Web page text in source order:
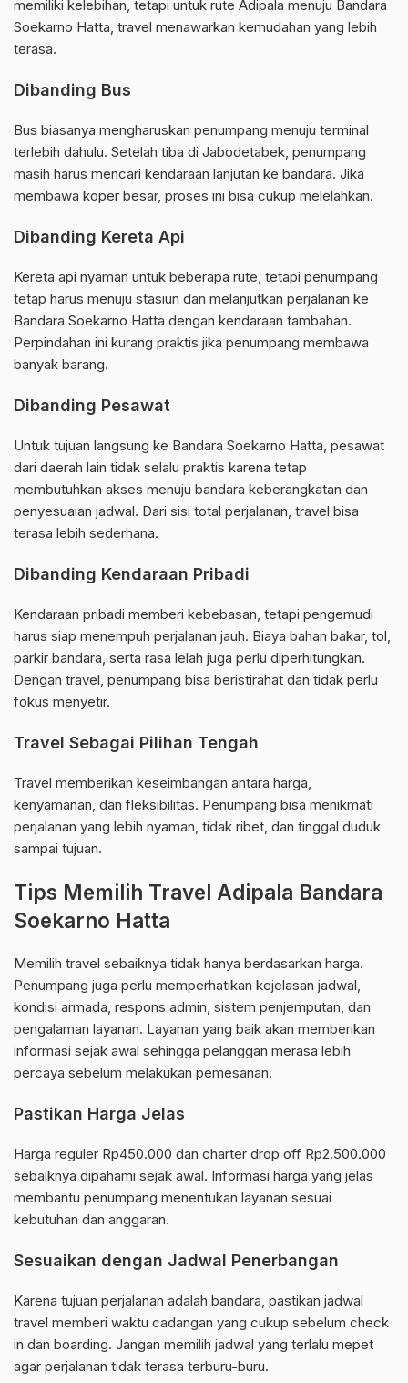
memiliki kelebihan, tetapi untuk rute Adipala menuju Bandara
Soekarno Hatta, travel menawarkan kemudahan yang lebih
terasa.
Dibanding Bus
Bus biasanya mengharuskan penumpang menuju terminal
terlebih dahulu. Setelah tiba di Jabodetabek, penumpang
masih harus mencari kendaraan lanjutan ke bandara. Jika
membawa koper besar, proses ini bisa cukup melelahkan.
Dibanding Kereta Api
Kereta api nyaman untuk beberapa rute, tetapi penumpang
tetap harus menuju stasiun dan melanjutkan perjalanan ke
Bandara Soekarno Hatta dengan kendaraan tambahan.
Perpindahan ini kurang praktis jika penumpang membawa
banyak barang.
Dibanding Pesawat
Untuk tujuan langsung ke Bandara Soekarno Hatta, pesawat
dari daerah lain tidak selalu praktis karena tetap
membutuhkan akses menuju bandara keberangkatan dan
penyesuaian jadwal. Dari sisi total perjalanan, travel bisa
terasa lebih sederhana.
Dibanding Kendaraan Pribadi
Kendaraan pribadi memberi kebebasan, tetapi pengemudi
harus siap menempuh perjalanan jauh. Biaya bahan bakar, tol,
parkir bandara, serta rasa lelah juga perlu diperhitungkan.
Dengan travel, penumpang bisa beristirahat dan tidak perlu
fokus menyetir.
Travel Sebagai Pilihan Tengah
Travel memberikan keseimbangan antara harga,
kenyamanan, dan fleksibilitas. Penumpang bisa menikmati
perjalanan yang lebih nyaman, tidak ribet, dan tinggal duduk
sampai tujuan.
Tips Memilih Travel Adipala Bandara
Soekarno Hatta
Memilih travel sebaiknya tidak hanya berdasarkan harga.
Penumpang juga perlu memperhatikan kejelasan jadwal,
kondisi armada, respons admin, sistem penjemputan, dan
pengalaman layanan. Layanan yang baik akan memberikan
informasi sejak awal sehingga pelanggan merasa lebih
percaya sebelum melakukan pemesanan.
Pastikan Harga Jelas
Harga reguler Rp450.000 dan charter drop off Rp2.500.000
sebaiknya dipahami sejak awal. Informasi harga yang jelas
membantu penumpang menentukan layanan sesuai
kebutuhan dan anggaran.
Sesuaikan dengan Jadwal Penerbangan
Karena tujuan perjalanan adalah bandara, pastikan jadwal
travel memberi waktu cadangan yang cukup sebelum check
in dan boarding. Jangan memilih jadwal yang terlalu mepet
agar perjalanan tidak terasa terburu-buru.